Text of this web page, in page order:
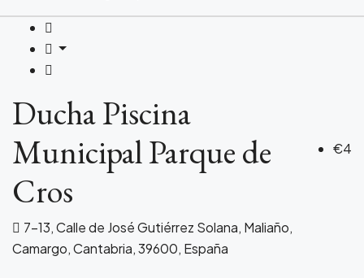
Ducha Piscina
Municipal Parque de
Cros
€4
7-13, Calle de José Gutiérrez Solana, Maliaño,
Camargo, Cantabria, 39600, España